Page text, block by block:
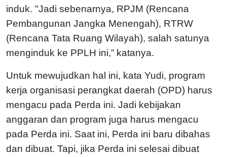
induk. "Jadi sebenarnya, RPJM (Rencana
Pembangunan Jangka Menengah), RTRW
(Rencana Tata Ruang Wilayah), salah satunya
menginduk ke PPLH ini,” katanya.
Untuk mewujudkan hal ini, kata Yudi, program
kerja organisasi perangkat daerah (OPD) harus
mengacu pada Perda ini. Jadi kebijakan
anggaran dan program juga harus mengacu
pada Perda ini. Saat ini, Perda ini baru dibahas
dan dibuat. Tapi, jika Perda ini selesai dibuat